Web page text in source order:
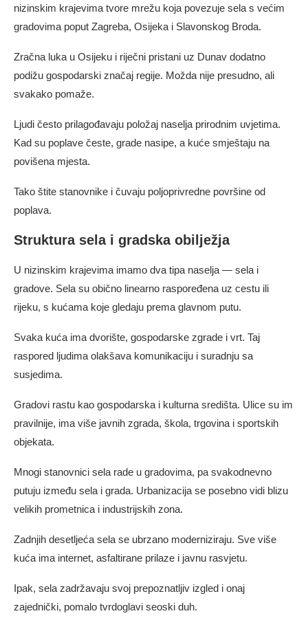
nizinskim krajevima tvore mrežu koja povezuje sela s većim
gradovima poput Zagreba, Osijeka i Slavonskog Broda.
Zračna luka u Osijeku i riječni pristani uz Dunav dodatno
podižu gospodarski značaj regije. Možda nije presudno, ali
svakako pomaže.
Ljudi često prilagođavaju položaj naselja prirodnim uvjetima.
Kad su poplave česte, grade nasipe, a kuće smještaju na
povišena mjesta.
Tako štite stanovnike i čuvaju poljoprivredne površine od
poplava.
Struktura sela i gradska obilježja
U nizinskim krajevima imamo dva tipa naselja — sela i
gradove. Sela su obično linearno raspoređena uz cestu ili
rijeku, s kućama koje gledaju prema glavnom putu.
Svaka kuća ima dvorište, gospodarske zgrade i vrt. Taj
raspored ljudima olakšava komunikaciju i suradnju sa
susjedima.
Gradovi rastu kao gospodarska i kulturna središta. Ulice su im
pravilnije, ima više javnih zgrada, škola, trgovina i sportskih
objekata.
Mnogi stanovnici sela rade u gradovima, pa svakodnevno
putuju između sela i grada. Urbanizacija se posebno vidi blizu
velikih prometnica i industrijskih zona.
Zadnjih desetljeća sela se ubrzano moderniziraju. Sve više
kuća ima internet, asfaltirane prilaze i javnu rasvjetu.
Ipak, sela zadržavaju svoj prepoznatljiv izgled i onaj
zajednički, pomalo tvrdoglavi seoski duh.